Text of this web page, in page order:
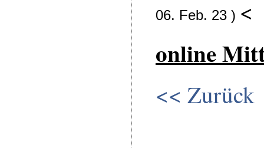
06. Feb. 23 ) <
online
<< Zurück